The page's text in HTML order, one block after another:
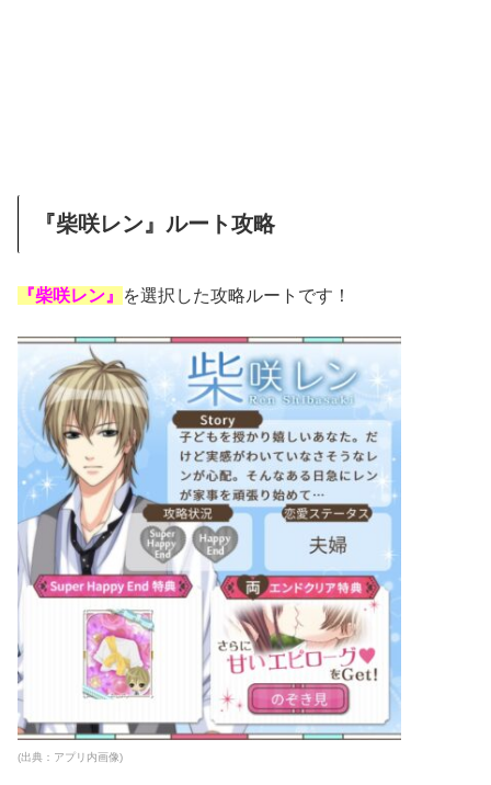
『柴咲レン』ルート攻略
『柴咲レン』 を選択した攻略ルートです！
(出典：アプリ内画像)